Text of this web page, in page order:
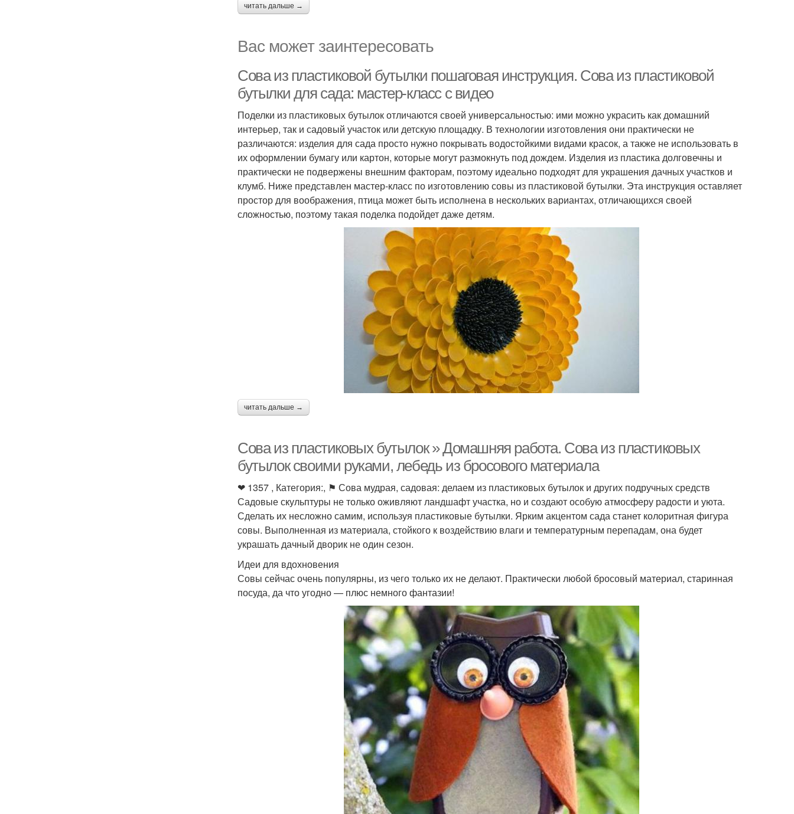
читать дальше →
Вас может заинтересовать
Сова из пластиковой бутылки пошаговая инструкция. Сова из пластиковой
бутылки для сада: мастер-класс с видео
Поделки из пластиковых бутылок отличаются своей универсальностью: ими можно украсить как домашний
интерьер, так и садовый участок или детскую площадку. В технологии изготовления они практически не
различаются: изделия для сада просто нужно покрывать водостойкими видами красок, а также не использовать в
их оформлении бумагу или картон, которые могут размокнуть под дождем. Изделия из пластика долговечны и
практически не подвержены внешним факторам, поэтому идеально подходят для украшения дачных участков и
клумб. Ниже представлен мастер-класс по изготовлению совы из пластиковой бутылки. Эта инструкция оставляет
простор для воображения, птица может быть исполнена в нескольких вариантах, отличающихся своей
сложностью, поэтому такая поделка подойдет даже детям.
читать дальше →
Сова из пластиковых бутылок » Домашняя работа. Сова из пластиковых
бутылок своими руками, лебедь из бросового материала
❤ 1357 , Категория:, ⚑ Сова мудрая, садовая: делаем из пластиковых бутылок и других подручных средств
Садовые скульптуры не только оживляют ландшафт участка, но и создают особую атмосферу радости и уюта.
Сделать их несложно самим, используя пластиковые бутылки. Ярким акцентом сада станет колоритная фигура
совы. Выполненная из материала, стойкого к воздействию влаги и температурным перепадам, она будет
украшать дачный дворик не один сезон.
Идеи для вдохновения
Совы сейчас очень популярны, из чего только их не делают. Практически любой бросовый материал, старинная
посуда, да что угодно — плюс немного фантазии!